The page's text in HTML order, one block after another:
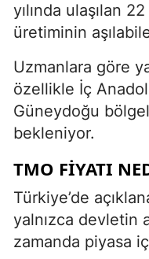
yılında ulaşılan
üretiminin
Uzmanlara göre
özellikle İç
Güneydoğu
bekleniyor.
TMO FIYATI
Türkiye’de
yalnızca devletin
zamanda piyasa